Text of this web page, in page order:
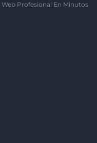
Profesional En Minutos